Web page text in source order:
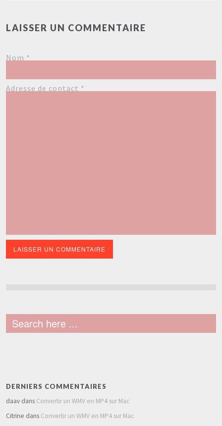
LAISSER UN COMMENTAIRE
Nom *
Adresse de contact *
DERNIERS COMMENTAIRES
daav dans Convertir un WMV en MP4 sur Mac
Citrine dans Convertir un WMV en MP4 sur Mac